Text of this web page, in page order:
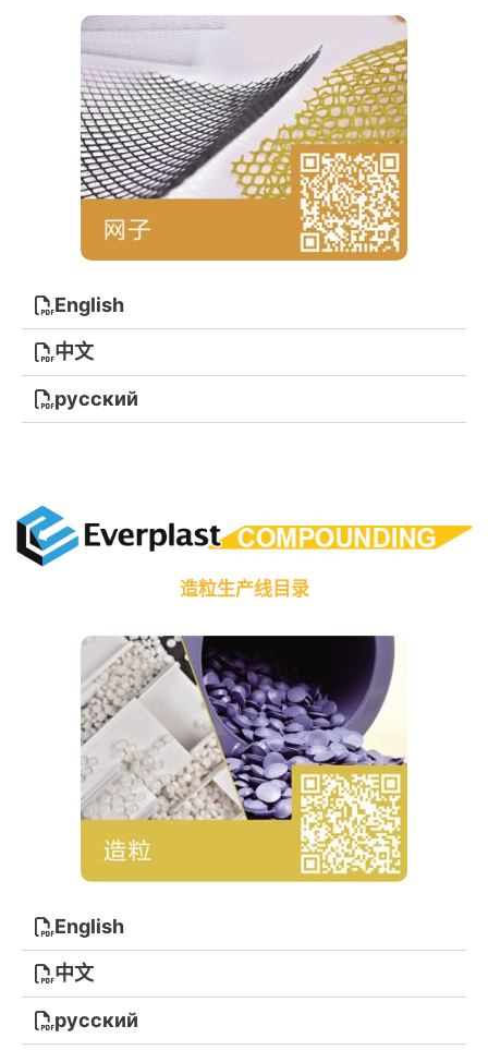
English
中文
русский
造粒生产线目录
English
中文
русский